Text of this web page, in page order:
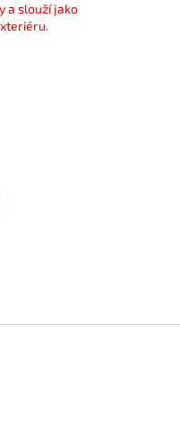
a slouží jako